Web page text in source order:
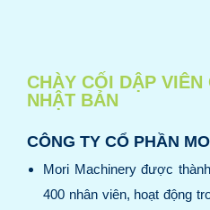
CHÀY CỐI DẬP
NHẬT BẢN
CÔNG TY CỔ PHẦN
Mori Machinery được
400 nhân viên, hoạt động